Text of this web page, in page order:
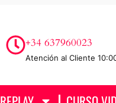
+34 637960023
Atención al Cliente